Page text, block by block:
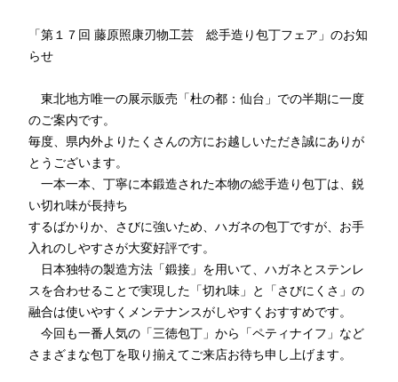
「第１７回 藤原照康刃物工芸 総手造り包丁フェア」のお知
らせ
東北地方唯一の展示販売「杜の都：仙台」での半期に一度
のご案内です。
毎度、県内外よりたくさんの方にお越しいただき誠にありが
とうございます。
一本一本、丁寧に本鍛造された本物の総手造り包丁は、鋭
い切れ味が長持ち
するばかりか、さびに強いため、ハガネの包丁ですが、お手
入れのしやすさが大変好評です。
日本独特の製造方法「鍛接」を用いて、ハガネとステンレ
スを合わせることで実現した「切れ味」と「さびにくさ」の
融合は使いやすくメンテナンスがしやすくおすすめです。
今回も一番人気の「三徳包丁」から「ペティナイフ」など
さまざまな包丁を取り揃えてご来店お待ち申し上げます。